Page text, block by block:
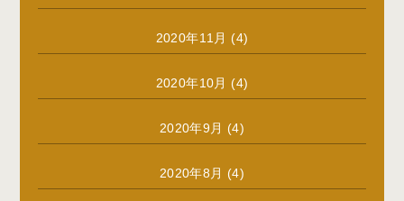
2020年11月 (4)
2020年10月 (4)
2020年9月 (4)
2020年8月 (4)